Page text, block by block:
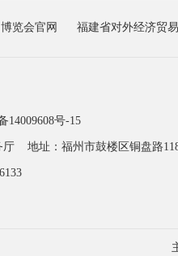
览会官网 福建省对外经济贸
14009608号-15
厅 地址：福州市鼓楼区铜盘路